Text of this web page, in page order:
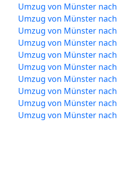
Umzug von Münster
Umzug von Münster
Umzug von Münster
Umzug von Münster
Umzug von Münster
Umzug von Münster
Umzug von Münster
Umzug von Münster
Umzug von Münster
Umzug von Münster